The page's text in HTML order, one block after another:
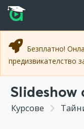
Прескочи към
Прескочи към
Безплатно!
предизвикателство
Slideshow
Курсове